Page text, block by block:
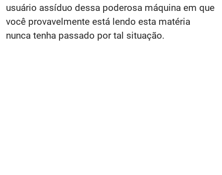
usuário assíduo dessa poderosa máquina em que
você provavelmente está lendo esta matéria
nunca tenha passado por tal situação.